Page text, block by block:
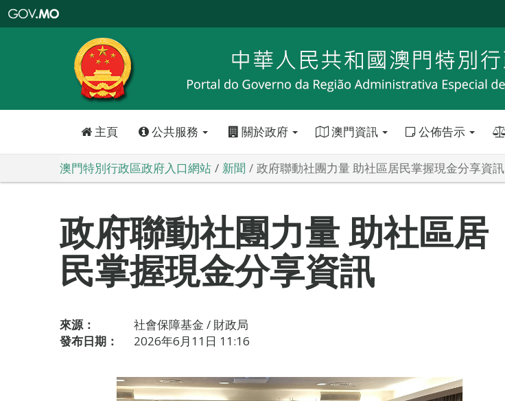
特
政
區
政
口
主頁 公共服務 關於政府 澳門資訊 公佈告示
澳門特別行政區政府入口網站 新聞 政府聯動社團力量 助社區居民掌握現金分享資訊
政府聯動社團力量 助社區居
民掌握現金分享資訊
來源：
社會保障基金 / 財政局
發布日期：
2026年6月11日 11:16